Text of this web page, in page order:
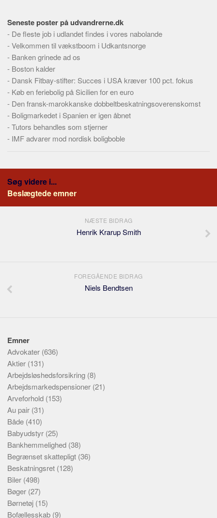
Hjælp
Seneste poster på udvandrerne.dk
- De fleste job i udlandet findes i vores nabolande
-Velkommen til vækstboom i Udkantsnorge
- Banken grinede ad os
- Boston kalder
- Dansk Fitbay-stifter: Succes i USA kræver 100 pct. fokus
- Køb en feriebolig på Sicilien for en euro
- Den fransk-marokkanske dobbeltbeskatningsoverenskomst
- Boligmarkedet i Spanien er igen åbnet
-Tutors behandles som stjerner
- IMF advarer mod nordisk boligboble
Søg videre i...
Beslægtede emner
NÆSTE BIDRAG
Henrik Krarup Smith
FOREGÅENDE BIDRAG
Niels Bendtsen
Emner
Advokater (636)
Aktier (131)
Arbejdsløshedsforsikring (8)
Arbejdsmarkedspensioner (21)
Arveforhold (153)
Au pair (31)
Både (410)
Babyudstyr (25)
Bankhemmelighed (38)
Begrænset skattepligt (36)
Beskatningsret (128)
Biler (498)
Bøger (27)
Børnetøj (15)
Bofællesskab (9)